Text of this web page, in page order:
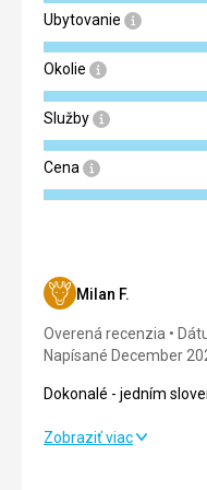
potápění, šnorchlování,
mnohem více.
Táto recenzia bola
Google Translate
Ubytovanie
Okolie
Služby
Cena
Milan F.
Overená recenzia
Napísané December
Dokonalé - jedním
Dokonalé - jedním
Zobraziť viac